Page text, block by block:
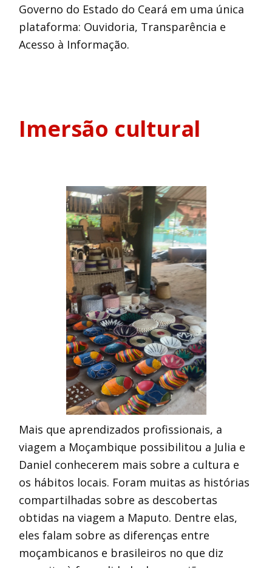
Governo do Estado do Ceará em uma única
plataforma: Ouvidoria, Transparência e
Acesso à Informação.
Imersão cultural
Mais que aprendizados profissionais, a
viagem a Moçambique possibilitou a Julia e
Daniel conhecerem mais sobre a cultura e
os hábitos locais. Foram muitas as histórias
compartilhadas sobre as descobertas
obtidas na viagem a Maputo. Dentre elas,
eles falam sobre as diferenças entre
moçambicanos e brasileiros no que diz